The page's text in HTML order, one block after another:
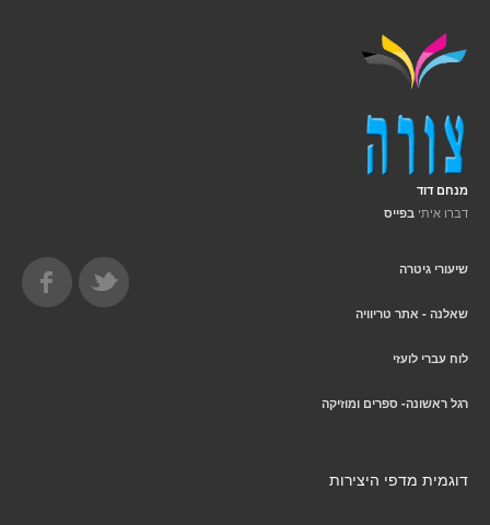
מנחם דוד
דברו איתי בפייס
שיעורי גיטרה
שאלנה - אתר טריוויה
לוח עברי לועזי
רגל ראשונה- ספרים ומוזיקה
דוגמית מדפי היצירות